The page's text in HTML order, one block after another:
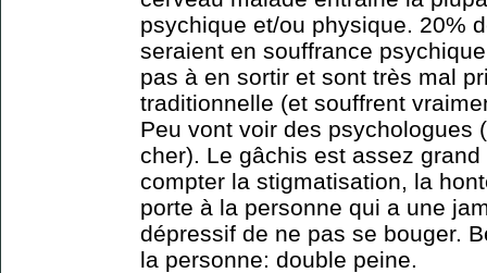
psychique et/ou physique. 20%
seraient en souffrance
pas à en sortir et sont très mal
traditionnelle (et souffrent
Peu vont voir des psychologues
cher). Le gâchis est assez
compter la stigmatisation, la
porte à la personne qui a une
dépressif de ne pas se bouger.
la personne: double peine.